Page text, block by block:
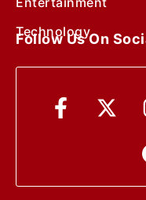
Technology
Follow Us On